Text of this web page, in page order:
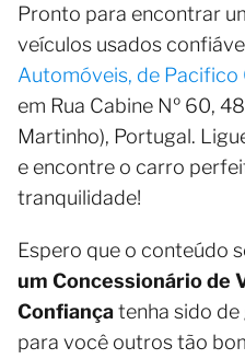
Pronto para encontrar
veículos usados
Automóveis, de Pacifico
em Rua Cabine Nº 60,
Martinho), Portugal.
e encontre o carro
tranquilidade!
Espero que o conteúdo
um Concessionário de
Confiançatenha sido
para você outros tão